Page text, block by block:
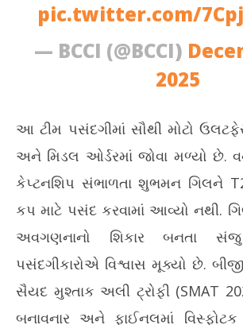
pic.twitter.com/
— BCCI (@BCCI)
2025
આ ટીમ પસંદગીમાં સૌથી મોટો
અને મિડલ ઓર્ડરમાં જોવા મળ્યો છે.
કેપ્ટનશિપ સંભાળતા શુભમન ગિલને
કપ માટે પસંદ કરવામાં આવ્યો નથી.
અવગણનાનો શિકાર બનતા
પસંદગીકારોએ વિશ્વાસ મૂક્યો છે.
સૈયદ મુશ્તાક અલી ટ્રોફી (SMAT
બનાવનાર અને ફાઈનલમાં વિસ્ફોટક